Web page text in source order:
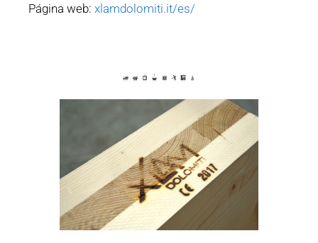
Página web: xlamdolomiti.it/es/